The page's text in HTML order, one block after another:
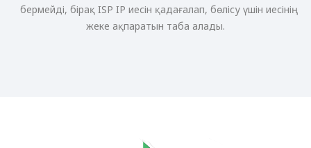
бермейді, бірақ ISP IP иесін қадағалап, бөлісу үшін иесінің
жеке ақпаратын таба алады.